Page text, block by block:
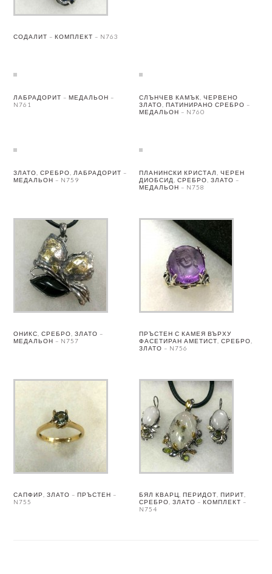
СОДАЛИТ – КОМПЛЕКТ – N763
ЛАБРАДОРИТ – МЕДАЛЬОН –
N761
СЛЪНЧЕВ КАМЪК, ЧЕРВЕНО
ЗЛАТО, ПАТИНИРАНО СРЕБРО –
МЕДАЛЬОН – N760
ЗЛАТО, СРЕБРО, ЛАБРАДОРИТ –
МЕДАЛЬОН – N759
ПЛАНИНСКИ КРИСТАЛ, ЧЕРЕН
ДИОБСИД, СРЕБРО, ЗЛАТО –
МЕДАЛЬОН – N758
ОНИКС, СРЕБРО, ЗЛАТО –
МЕДАЛЬОН – N757
ПРЪСТЕН С КАМЕЯ ВЪРХУ
ФАСЕТИРАН АМЕТИСТ, СРЕБРО,
ЗЛАТО – N756
САПФИР, ЗЛАТО – ПРЪСТЕН –
N755
БЯЛ КВАРЦ, ПЕРИДОТ, ПИРИТ,
СРЕБРО, ЗЛАТО – КОМПЛЕКТ –
N754